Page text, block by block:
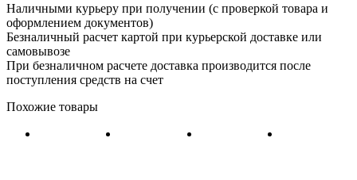
Наличными курьеру при получении (с проверкой товара и
оформлением документов)
Безналичный расчет картой при курьерской доставке или
самовывозе
При безналичном расчете доставка производится после
поступления средств на счет
Похожие товары